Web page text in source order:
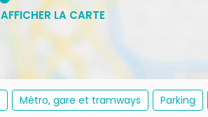
Métro, gare et tramways Parking